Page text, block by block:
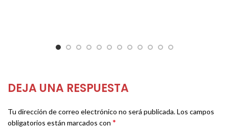
DEJA UNA RESPUESTA
Tu dirección de correo electrónico no será publicada.Los campos
obligatorios están marcados con *